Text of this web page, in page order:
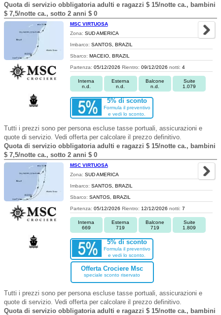
Quota di servizio obbligatoria adulti e ragazzi $ 15/notte ca., bambini
$ 7,5/notte ca., sotto 2 anni $ 0
MSC VIRTUOSA
Zona: SUD AMERICA
Imbarco: SANTOS, BRAZIL
Sbarco: MACEIO, BRAZIL
Partenza: 05/12/2026 Rientro: 09/12/2026 notti: 4
Interna
n.d.
Esterna
n.d.
Balcone
n.d.
Suite
1.079
5% di sconto
Formula il preventivo
e vedi lo sconto.
Tutti i prezzi sono per persona escluse tasse portuali, assicurazioni e
quote di servizio. Vedi offerta per calcolare il prezzo definitivo.
Quota di servizio obbligatoria adulti e ragazzi $ 15/notte ca., bambini
$ 7,5/notte ca., sotto 2 anni $ 0
MSC VIRTUOSA
Zona: SUD AMERICA
Imbarco: SANTOS, BRAZIL
Sbarco: SANTOS, BRAZIL
Partenza: 05/12/2026 Rientro: 12/12/2026 notti: 7
Interna
669
Esterna
719
Balcone
719
Suite
1.809
5% di sconto
Formula il preventivo
e vedi lo sconto.
Offerta Crociere Msc
speciale sconto riservato
Tutti i prezzi sono per persona escluse tasse portuali, assicurazioni e
quote di servizio. Vedi offerta per calcolare il prezzo definitivo.
Quota di servizio obbligatoria adulti e ragazzi $ 15/notte ca., bambini